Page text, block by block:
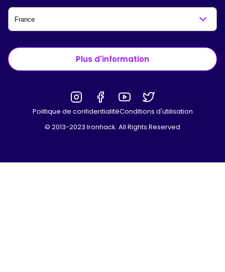
Plus d'information
Politique de confidentialitéConditions d'utilisation
© 2013-2023 Ironhack. All Rights Reserved